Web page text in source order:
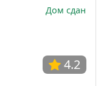
4.2
Дом сдан